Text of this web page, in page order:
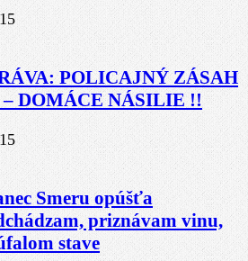
POLICAJNÝ ZÁSAH
DOMÁCE NÁSILIE !!
Smeru opúšťa
priznávam vinu,
stave